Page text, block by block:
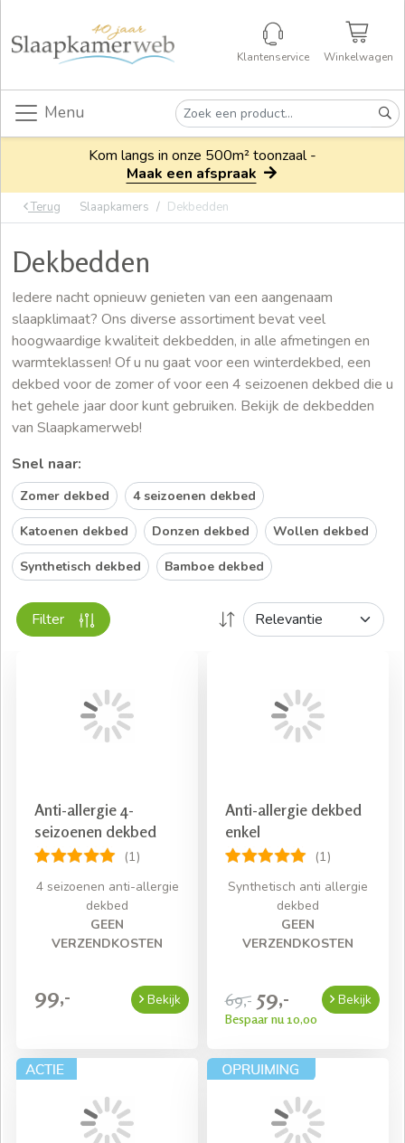
Klantenservice Winkelwagen
Menu
Kom langs in onze 500m² toonzaal -
Maak een afspraak
Terug Slaapkamers Dekbedden
Dekbedden
Iedere nacht opnieuw genieten van een aangenaam
slaapklimaat? Ons diverse assortiment bevat veel
hoogwaardige kwaliteit dekbedden, in alle afmetingen en
warmteklassen! Of u nu gaat voor een winterdekbed, een
dekbed voor de zomer of voor een 4 seizoenen dekbed die u
het gehele jaar door kunt gebruiken. Bekijk de dekbedden
van Slaapkamerweb!
Snel naar:
Zomer dekbed 4 seizoenen dekbed
Katoenen dekbed Donzen dekbed Wollen dekbed
Synthetisch dekbed Bamboe dekbed
Filter
Anti-allergie 4-
seizoenen dekbed
(1)
4 seizoenen anti-allergie
dekbed
GEEN
VERZENDKOSTEN
99,- Bekijk
Anti-allergie dekbed
enkel
(1)
Synthetisch anti allergie
dekbed
GEEN
VERZENDKOSTEN
69,- 59,-
Bespaar nu 10,00
Bekijk